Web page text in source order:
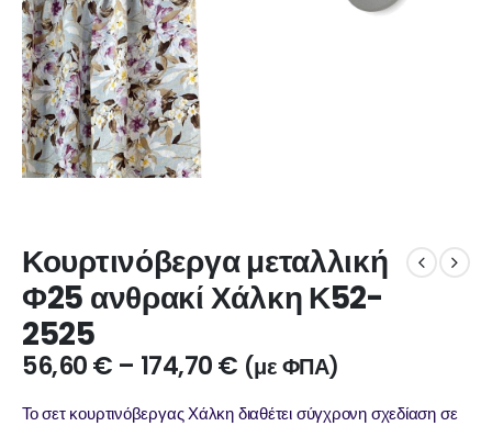
Κουρτινόβεργα μεταλλική
Φ25 ανθρακί Χάλκη Κ52-
2525
56,60€ – 174,70€ (με ΦΠΑ)
Το σετ κουρτινόβεργας Χάλκη διαθέτει σύγχρονη σχεδίαση σε